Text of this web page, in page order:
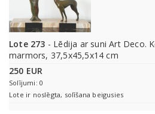
Lote 273 - Lēdija ar suni Art Deco.
marmors, 37,5x45,5x14 cm
250 EUR
Solījumi: 0
Lote ir noslēgta, solīšana beigusies